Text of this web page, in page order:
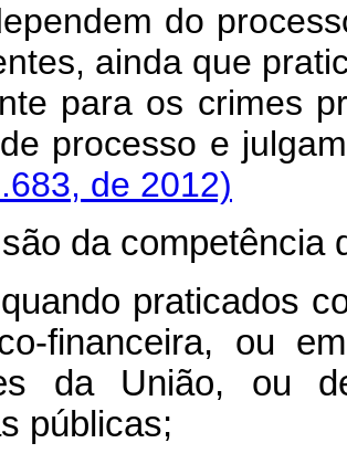
do
ainda que
para os crimes
de processo
de 2012)
da competência
praticados
financeira, ou
da União, ou
públicas;